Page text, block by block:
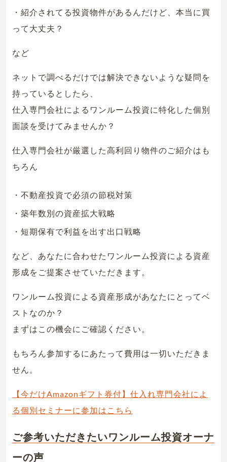
・紹介されてる投資物件があるんだけど、本当に買
って大丈夫？
など
ネットで調べるだけでは解決できないような疑問を
持っているとしたら、
仕入専門会社によるワンルーム投資に特化した個別
面談を受けてみませんか？
仕入専門会社が厳選した高利回り物件のご紹介はも
ちろん
・不動産投資で必須の節税対策
・築年数別の資産拡大戦略
・短期保有で利益を出す出口戦略
など、あなたに合わせたワンルーム投資による資産
形成をご提案させていただきます。
ワンルーム投資による資産形成があなたにとってベ
ストなのか？
まずはこの機会にご確認ください。
もちろん参加するにあたって費用は一切いただきま
せん。
【今だけAmazonギフト券付】仕入れ専門会社によ
る個別セミナーに参加はこちら
ご参考いただきたいワンルーム投資オーナ
ーの声